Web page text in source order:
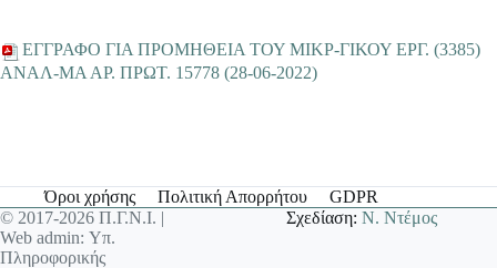
EΓΓΡΑΦΟ ΓΙΑ ΠΡΟΜΗΘΕΙΑ ΤΟΥ ΜΙΚΡ-ΓΙΚΟΥ ΕΡΓ. (3385)
ANΑΛ-ΜΑ ΑΡ. ΠΡΩΤ. 15778 (28-06-2022)
Όροι χρήσης Πολιτική Απορρήτου
GDPR
© 2017-2026 Π.Γ.Ν.Ι. |
Web admin: Υπ.
Πληροφορικής
Σχεδίαση:Ν. Ντέμος